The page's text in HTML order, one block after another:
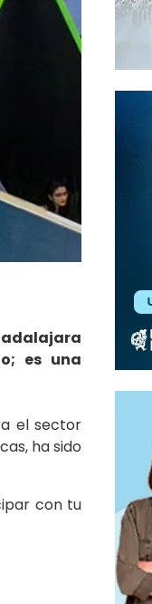
es una
el sector
ha sido
con tu